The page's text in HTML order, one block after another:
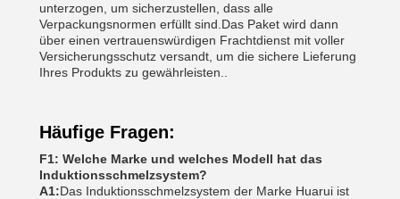
unterzogen, um sicherzustellen, dass alle
Verpackungsnormen erfüllt sind.Das Paket wird dann
über einen vertrauenswürdigen Frachtdienst mit voller
Versicherungsschutz versandt, um die sichere Lieferung
Ihres Produkts zu gewährleisten..
Häufige Fragen:
F1: Welche Marke und welches Modell hat das
Induktionsschmelzsystem?
A1:Das Induktionsschmelzsystem der Marke Huarui ist